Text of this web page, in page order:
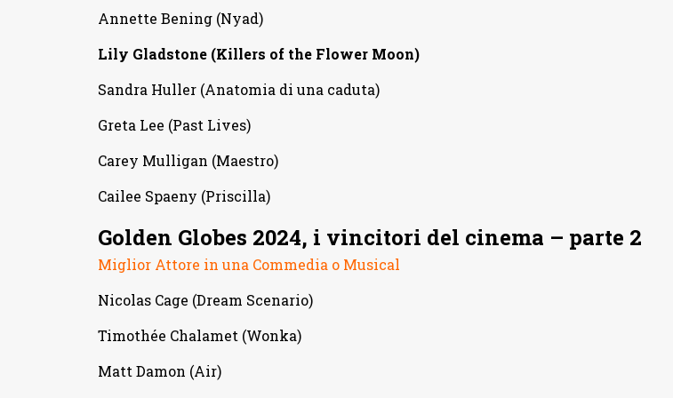
Annette Bening (Nyad)
Lily Gladstone (Killers of the Flower Moon)
Sandra Huller (Anatomia di una caduta)
Greta Lee (Past Lives)
Carey Mulligan (Maestro)
Cailee Spaeny (Priscilla)
Golden Globes 2024, i vincitori del cinema – parte 2
Miglior Attore in una Commedia o Musical
Nicolas Cage (Dream Scenario)
Timothée Chalamet (Wonka)
Matt Damon (Air)